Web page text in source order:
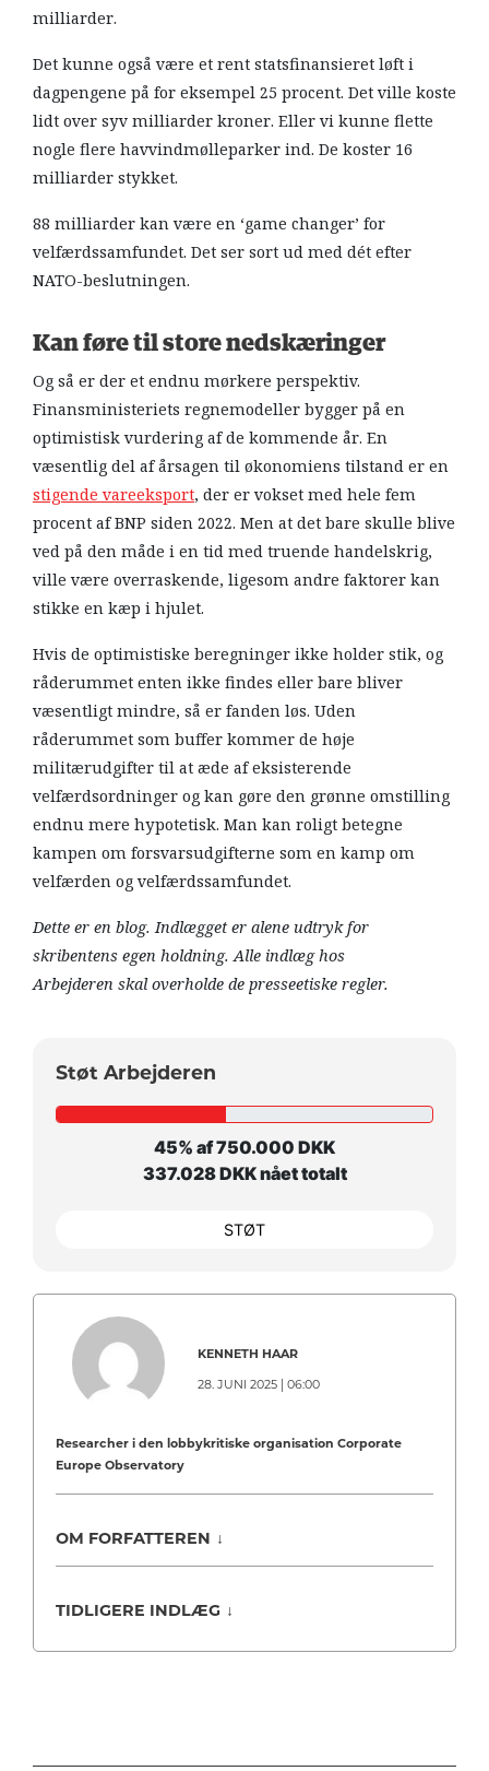
milliarder.
Det kunne også være et rent statsfinansieret løft i
dagpengene på for eksempel 25 procent. Det ville koste
lidt over syv milliarder kroner. Eller vi kunne flette
nogle flere havvindmølleparker ind. De koster 16
milliarder stykket.
88 milliarder kan være en ‘game changer’ for
velfærdssamfundet. Det ser sort ud med dét efter
NATO-beslutningen.
Kan føre til store nedskæringer
Og så er der et endnu mørkere perspektiv.
Finansministeriets regnemodeller bygger på en
optimistisk vurdering af de kommende år. En
væsentlig del af årsagen til økonomiens tilstand er en
stigende vareeksport, der er vokset med hele fem
procent af BNP siden 2022. Men at det bare skulle blive
ved på den måde i en tid med truende handelskrig,
ville være overraskende, ligesom andre faktorer kan
stikke en kæp i hjulet.
Hvis de optimistiske beregninger ikke holder stik, og
råderummet enten ikke findes eller bare bliver
væsentligt mindre, så er fanden løs. Uden
råderummet som buffer kommer de høje
militærudgifter til at æde af eksisterende
velfærdsordninger og kan gøre den grønne omstilling
endnu mere hypotetisk. Man kan roligt betegne
kampen om forsvarsudgifterne som en kamp om
velfærden og velfærdssamfundet.
Dette er en blog. Indlægget er alene udtryk for
skribentens egen holdning. Alle indlæg hos
Arbejderen skal overholde de presseetiske regler.
Støt Arbejderen
45% af 750.000 DKK
337.028 DKK nået totalt
STØT
KENNETH HAAR
28. JUNI 2025 | 06:00
Researcher i den lobbykritiske organisation Corporate
Europe Observatory
OM FORFATTEREN ↓
TIDLIGERE INDLÆG ↓